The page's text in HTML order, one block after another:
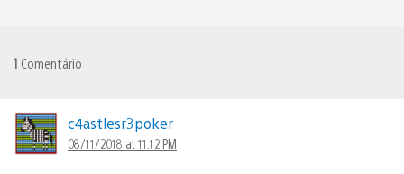
1 Comentário
c4astlesr3poker
08/11/2018 at 11:12 PM